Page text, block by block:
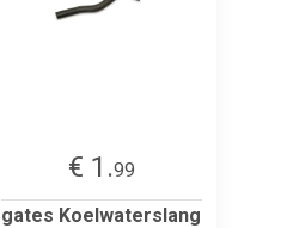
€ 1.99
gates Koelwaterslang